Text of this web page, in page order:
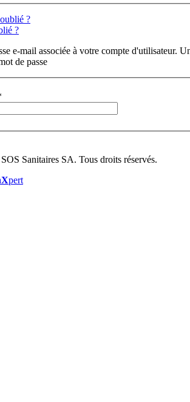
?
?
e-mail associée à votre compte d'utilisateur.
de passe
Sanitaires SA. Tous droits réservés.
Xpert